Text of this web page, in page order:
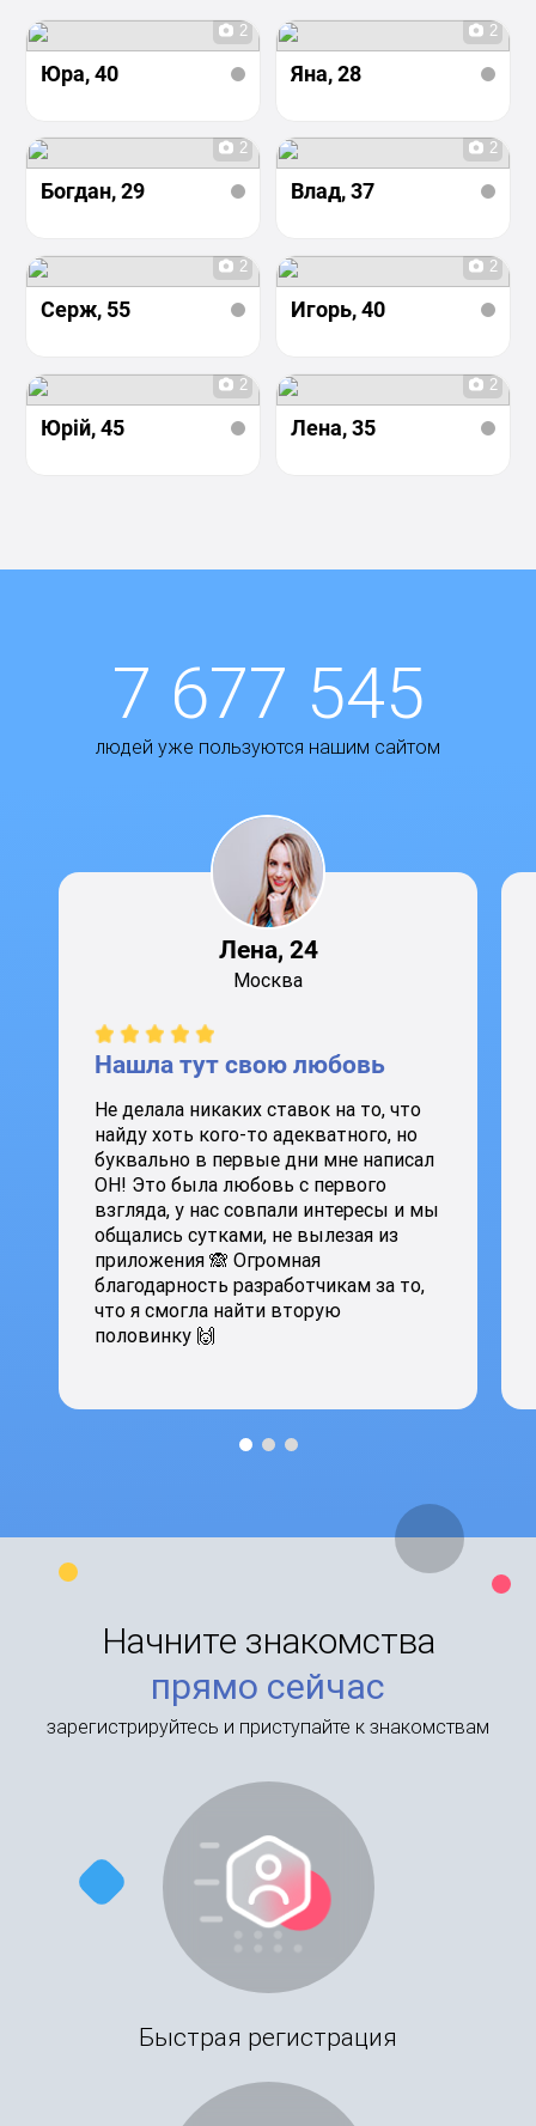
2
Юра, 40
2
Яна, 28
2
Богдан, 29
2
Влад, 37
2
Серж, 55
2
Игорь, 40
2
Юрій, 45
2
Лена, 35
7 677 545
людей уже пользуются нашим сайтом
Лена, 24
Москва
Нашла тут свою любовь
Не делала никаких ставок на то, что
найду хоть кого-то адекватного, но
буквально в первые дни мне написал
ОН! Это была любовь с первого
взгляда, у нас совпали интересы и мы
общались сутками, не вылезая из
приложения 🙈 Огромная
благодарность разработчикам за то,
что я смогла найти вторую
половинку 🙌
Начните знакомства
прямо сейчас
зарегистрируйтесь и приступайте к знакомствам
Быстрая регистрация